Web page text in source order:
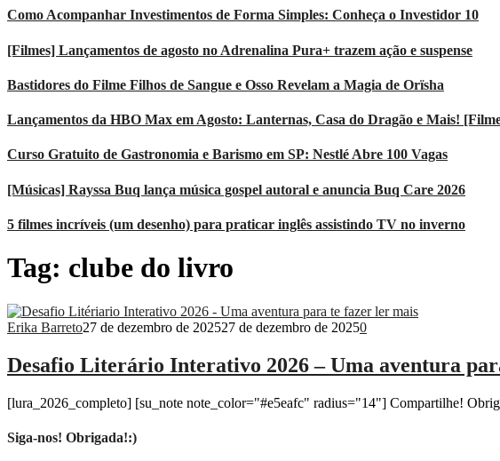
Como Acompanhar Investimentos de Forma Simples: Conheça o Investidor 10
[Filmes] Lançamentos de agosto no Adrenalina Pura+ trazem ação e suspense
Bastidores do Filme Filhos de Sangue e Osso Revelam a Magia de Orïsha
Lançamentos da HBO Max em Agosto: Lanternas, Casa do Dragão e Mais!
Curso Gratuito de Gastronomia e Barismo em SP: Nestlé Abre 100 Vagas
[Músicas] Rayssa Buq lança música gospel autoral e anuncia Buq Care 2026
5 filmes incríveis (um desenho) para praticar inglês assistindo TV no inverno
Tag: clube do livro
Erika Barreto27 de dezembro de 202527 de dezembro de 20250
Desafio Literário Interativo 2026 – Uma aventura
[lura_2026_completo] [su_note note_color="#e5eafc" radius="14"] Compartilhe!
Siga-nos! Obrigada!:)